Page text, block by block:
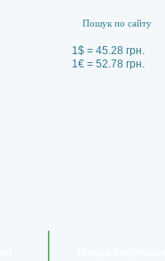
1$ = 45.28 грн.
1€ = 52.78 грн.